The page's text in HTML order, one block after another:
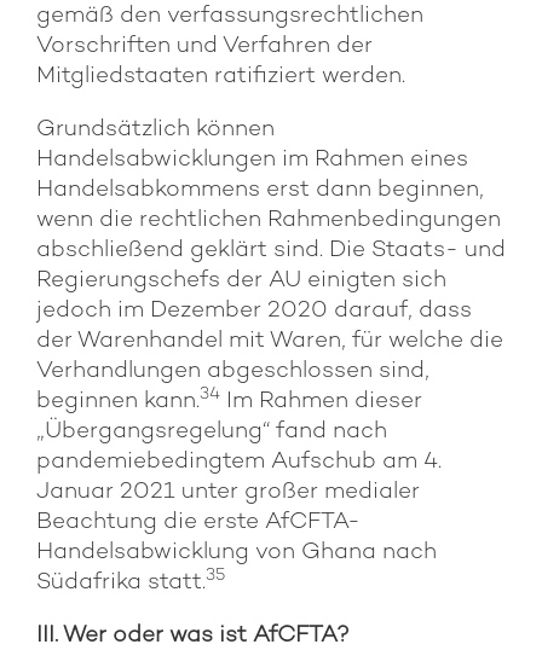
gemäß den verfassungsrechtlichen
Vorschriften und Verfahren der
Mitgliedstaaten ratifiziert werden.
Grundsätzlich können
Handelsabwicklungen im Rahmen eines
Handelsabkommens erst dann beginnen,
wenn die rechtlichen Rahmenbedingungen
abschließend geklärt sind. Die Staats- und
Regierungschefs der AU einigten sich
jedoch im Dezember 2020 darauf, dass
der Warenhandel mit Waren, für welche die
Verhandlungen abgeschlossen sind,
beginnen kann.34 Im Rahmen dieser
„Übergangsregelung“ fand nach
pandemiebedingtem Aufschub am 4.
Januar 2021 unter großer medialer
Beachtung die erste AfCFTA-
Handelsabwicklung von Ghana nach
Südafrika statt.35
III. Wer oder was ist AfCFTA?